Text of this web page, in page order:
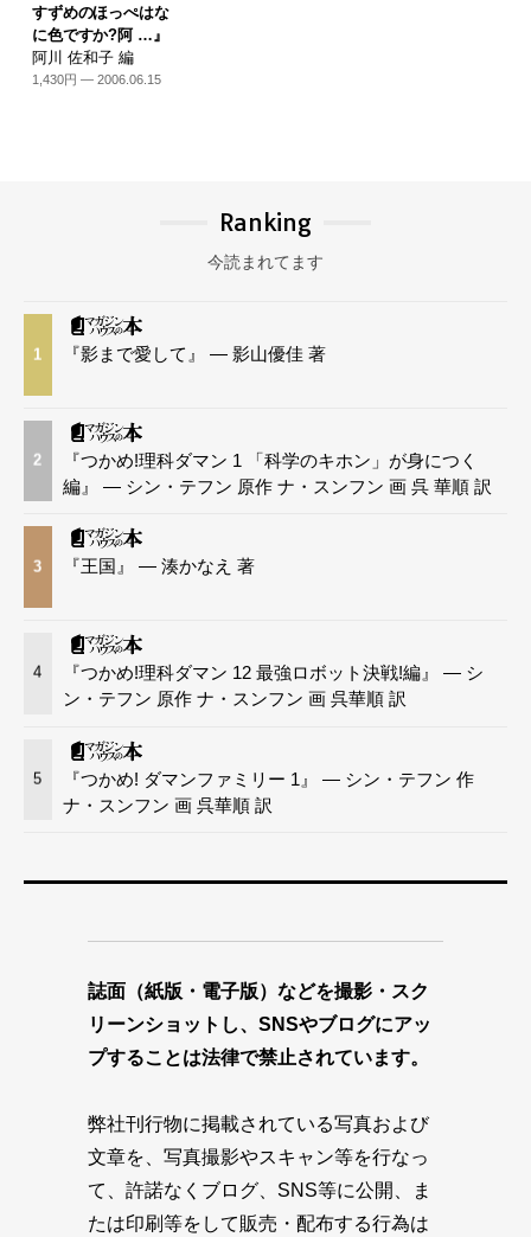
すずめのほっぺはな
に色ですか?阿 …』
阿川 佐和子 編
1,430円 — 2006.06.15
Ranking
今読まれてます
1 『影まで愛して』 — 影山優佳 著
2
『つかめ!理科ダマン 1 「科学のキホン」が身につく
編』 — シン・テフン 原作 ナ・スンフン 画 呉 華順 訳
3 『王国』 — 湊かなえ 著
4
『つかめ!理科ダマン 12 最強ロボット決戦!編』 — シ
ン・テフン 原作 ナ・スンフン 画 呉華順 訳
5
『つかめ! ダマンファミリー 1』 — シン・テフン 作
ナ・スンフン 画 呉華順 訳
誌面（紙版・電子版）などを撮影・スク
リーンショットし、SNSやブログにアッ
プすることは法律で禁止されています。
弊社刊行物に掲載されている写真および
文章を、写真撮影やスキャン等を行なっ
て、許諾なくブログ、SNS等に公開、ま
たは印刷等をして販売・配布する行為は